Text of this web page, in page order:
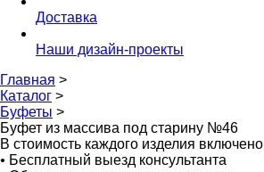
Доставка
Наши дизайн-проекты
Главная >
Каталог >
Буфеты >
Буфет из массива под старину №46
В стоимость каждого изделия включено
• Бесплатный выезд консультанта